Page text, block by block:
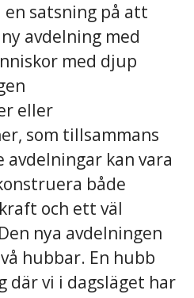
en satsning på att
avdelning med
med djup
eller
som tillsammans
avdelningar kan vara
både
och ett väl
nya avdelningen
hubbar. En hubb
där vi i dagsläget har